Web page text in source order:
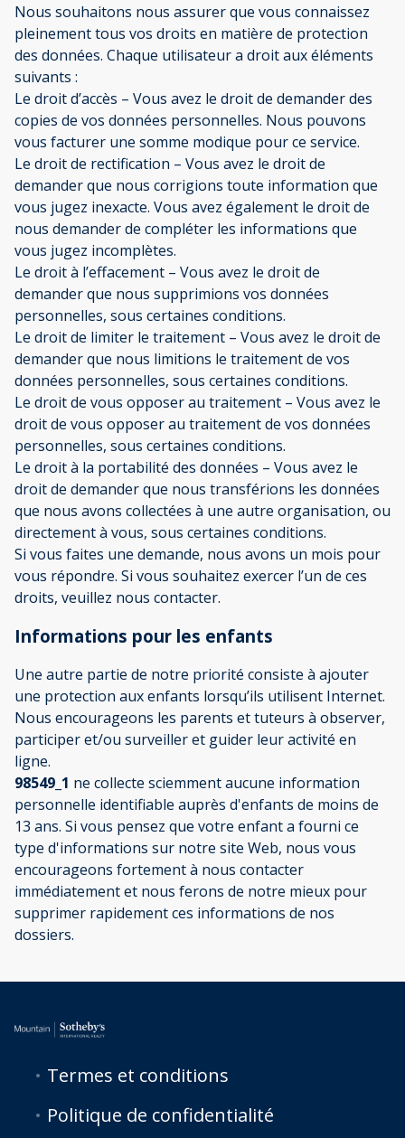
Nous souhaitons nous assurer que vous connaissez
pleinement tous vos droits en matière de protection
des données. Chaque utilisateur a droit aux éléments
suivants :
Le droit d’accès – Vous avez le droit de demander des
copies de vos données personnelles. Nous pouvons
vous facturer une somme modique pour ce service.
Le droit de rectification – Vous avez le droit de
demander que nous corrigions toute information que
vous jugez inexacte. Vous avez également le droit de
nous demander de compléter les informations que
vous jugez incomplètes.
Le droit à l’effacement – Vous avez le droit de
demander que nous supprimions vos données
personnelles, sous certaines conditions.
Le droit de limiter le traitement – Vous avez le droit de
demander que nous limitions le traitement de vos
données personnelles, sous certaines conditions.
Le droit de vous opposer au traitement – Vous avez le
droit de vous opposer au traitement de vos données
personnelles, sous certaines conditions.
Le droit à la portabilité des données – Vous avez le
droit de demander que nous transférions les données
que nous avons collectées à une autre organisation, ou
directement à vous, sous certaines conditions.
Si vous faites une demande, nous avons un mois pour
vous répondre. Si vous souhaitez exercer l’un de ces
droits, veuillez nous contacter.
Informations pour les enfants
Une autre partie de notre priorité consiste à ajouter
une protection aux enfants lorsqu’ils utilisent Internet.
Nous encourageons les parents et tuteurs à observer,
participer et/ou surveiller et guider leur activité en
ligne.
98549_1 ne collecte sciemment aucune information
personnelle identifiable auprès d'enfants de moins de
13 ans. Si vous pensez que votre enfant a fourni ce
type d'informations sur notre site Web, nous vous
encourageons fortement à nous contacter
immédiatement et nous ferons de notre mieux pour
supprimer rapidement ces informations de nos
dossiers.
Termes et conditions
Politique de confidentialité